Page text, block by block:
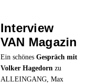
Interview
VAN Magazin
Ein schönes Gespräch mit
Volker Hagedorn zu
ALLEINGANG, Max